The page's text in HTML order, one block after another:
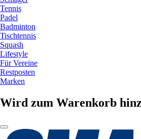
Tennis
Padel
Badminton
Tischtennis
Squash
Lifestyle
Für Vereine
Restposten
Marken
Wird zum Warenkorb